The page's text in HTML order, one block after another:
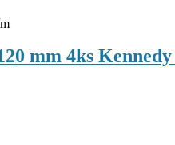
mm 4ks